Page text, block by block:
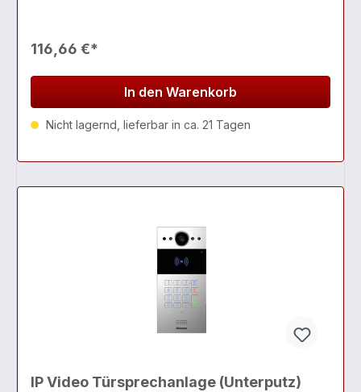
116,66 €*
In den Warenkorb
Nicht lagernd, lieferbar in ca. 21 Tagen
IP Video Türsprechanlage (Unterputz)